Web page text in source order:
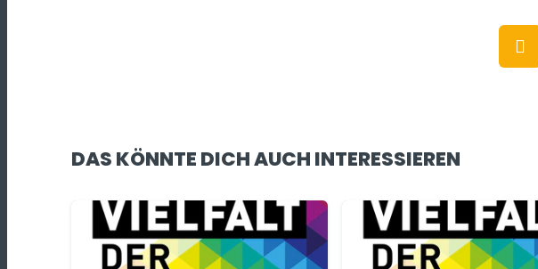
DAS KÖNNTE DICH AUCH INTERESSIEREN